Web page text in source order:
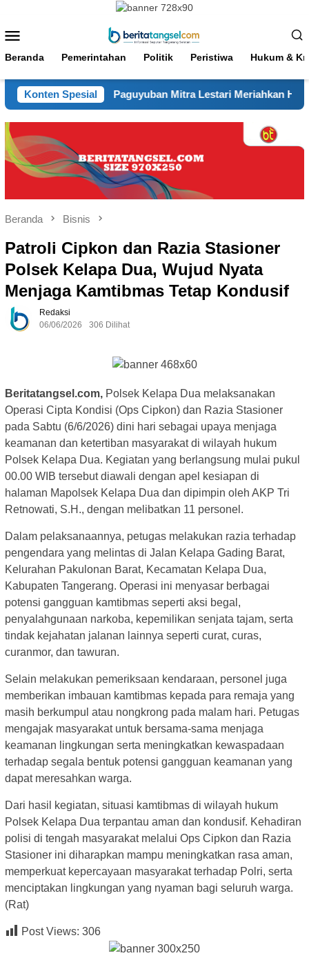
konten
Mobile
Beranda Pemerintahan Politik Peristiwa Hukum &
Konten Spesial
Gelar Paguyuban Mitra Lestari Meriahkan HUT RI ke-
Beranda Bisnis
Patroli Cipkon dan Razia Stasioner
Polsek Kelapa Dua, Wujud Nyata
Menjaga Kamtibmas Tetap Kondusif
Redaksi
06/06/2026
306 Dilihat
Beritatangsel.com, Polsek Kelapa Dua melaksanakan
Operasi Cipta Kondisi (Ops Cipkon) dan Razia Stasioner
pada Sabtu (6/6/2026) dini hari sebagai upaya menjaga
keamanan dan ketertiban masyarakat di wilayah hukum
Polsek Kelapa Dua. Kegiatan yang berlangsung mulai pukul
00.00 WIB tersebut diawali dengan apel kesiapan di
halaman Mapolsek Kelapa Dua dan dipimpin oleh AKP Tri
Retnowati, S.H., dengan melibatkan 11 personel.
Dalam pelaksanaannya, petugas melakukan razia terhadap
pengendara yang melintas di Jalan Kelapa Gading Barat,
Kelurahan Pakulonan Barat, Kecamatan Kelapa Dua,
Kabupaten Tangerang. Operasi ini menyasar berbagai
potensi gangguan kamtibmas seperti aksi begal,
penyalahgunaan narkoba, kepemilikan senjata tajam, serta
tindak kejahatan jalanan lainnya seperti curat, curas,
curanmor, dan tawuran.
Selain melakukan pemeriksaan kendaraan, personel juga
memberikan imbauan kamtibmas kepada para remaja yang
masih berkumpul atau nongkrong pada malam hari. Petugas
mengajak masyarakat untuk bersama-sama menjaga
keamanan lingkungan serta meningkatkan kewaspadaan
terhadap segala bentuk potensi gangguan keamanan yang
dapat meresahkan warga.
Dari hasil kegiatan, situasi kamtibmas di wilayah hukum
Polsek Kelapa Dua terpantau aman dan kondusif. Kehadiran
polisi di tengah masyarakat melalui Ops Cipkon dan Razia
Stasioner ini diharapkan mampu meningkatkan rasa aman,
memperkuat kepercayaan masyarakat terhadap Polri, serta
menciptakan lingkungan yang nyaman bagi seluruh warga.
(Rat)
Post Views: 306